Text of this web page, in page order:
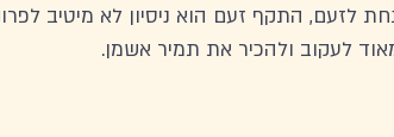
לזעם, התקף זעם הוא ניסיון לא מיטיב
לעקוב ולהכיר את תמיר אשמן.